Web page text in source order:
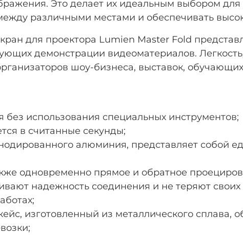
Это делает их идеальным выбором
различными местами и обеспечивать
для проектора Lumien Master Fold
демонстрации видеоматериалов.
шоу-бизнеса, выставок,
без использования специальных инструментов;
в считанные секунды;
алюминия, представляет собой
одновременно прямое и обратное
надежность соединения и не теряют
изготовленный из металлического сплава,